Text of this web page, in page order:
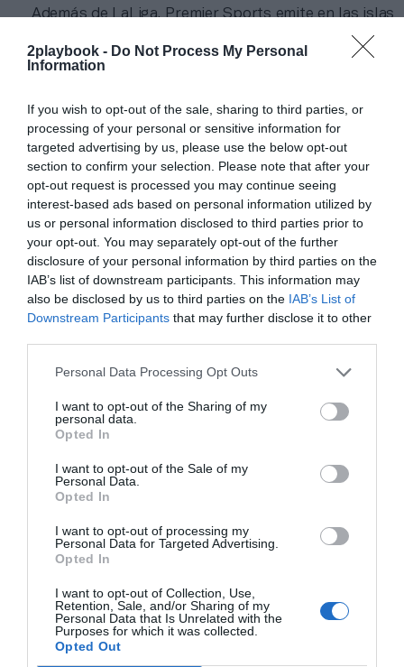
2playbook - Do Not Process My Personal
Information
If you wish to opt-out of the sale, sharing to third parties, or
processing of your personal or sensitive information for
targeted advertising by us, please use the below opt-out
section to confirm your selection. Please note that after your
opt-out request is processed you may continue seeing
interest-based ads based on personal information utilized by
us or personal information disclosed to third parties prior to
your opt-out. You may separately opt-out of the further
disclosure of your personal information by third parties on the
IAB’s list of downstream participants. This information may
also be disclosed by us to third parties on the IAB’s List of
Downstream Participants that may further disclose it to other
Personal Data Processing Opt Outs
I want to opt-out of the Sharing of my
personal data.
Opted In
I want to opt-out of the Sale of my
Personal Data.
Opted In
I want to opt-out of processing my
Personal Data for Targeted Advertising.
Opted In
I want to opt-out of Collection, Use,
Retention, Sale, and/or Sharing of my
Personal Data that Is Unrelated with the
Purposes for which it was collected.
Opted Out
Índex2P
LaLiga
Además de LaLiga, Premier Sports emite en las islas
League, la Euro 2024, la Nations League, así como
torneos de otros deportes como el Top 14 de rugby, la
Antes de la confirmación de la renovación con
Premier Sports se rumoreó en abril sobre la
posible
llegada de Fite como socio de LaLiga en Reino Unido
Esta OTT, especializada en deportes de contacto,
podía haber hecho la mejor oferta de la licitación,
según informóSportbusiness.
Añadir2Playbookcomo fuente preferida de Google
de forma gratuita
Mantente informado con las últimas noticias de actualidad.
ACTIVAR AHORA
Publicidad
2Playbook Club